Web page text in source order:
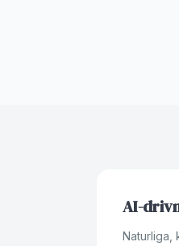
AI-
Naturliga,